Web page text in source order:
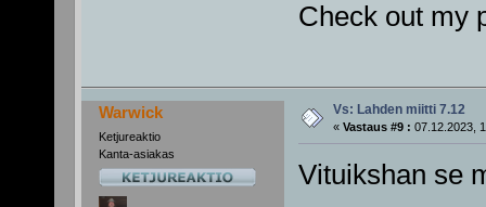
Check out my
Warwick
Ketjureaktio
Kanta-asiakas
Vs: Lahden miitti 7.12
« Vastaus #9 : 07.12.2023,
Vituikshan se